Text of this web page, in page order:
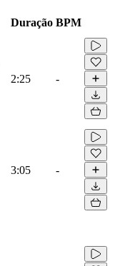
Duração BPM
2:25 -
3:05 -